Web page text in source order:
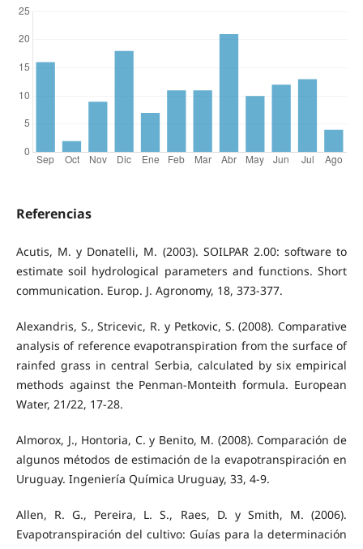
Referencias
Acutis, M. y Donatelli, M. (2003). SOILPAR 2.00: software to
estimate soil hydrological parameters and functions. Short
communication. Europ. J. Agronomy, 18, 373-377.
Alexandris, S., Stricevic, R. y Petkovic, S. (2008). Comparative
analysis of reference evapotranspiration from the surface of
rainfed grass in central Serbia, calculated by six empirical
methods against the Penman-Monteith formula. European
Water, 21/22, 17-28.
Almorox, J., Hontoria, C. y Benito, M. (2008). Comparación de
algunos métodos de estimación de la evapotranspiración en
Uruguay. Ingeniería Química Uruguay, 33, 4-9.
Allen, R. G., Pereira, L. S., Raes, D. y Smith, M. (2006).
Evapotranspiración del cultivo: Guías para la determinación